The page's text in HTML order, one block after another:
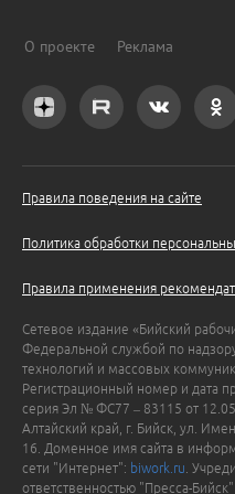
О проекте Реклама
Правила поведения на сайте
Политика обработки
Правила применения
Сетевое издание «Бийский
Федеральной службой по
технологий и массовых
Регистрационный номер и дата
серия Эл № ФС77 – 83115 от
Алтайский край, г. Бийск, ул.
16. Доменное имя сайта в
сети "Интернет": biwork.ru .
ответственностью "Пресса-